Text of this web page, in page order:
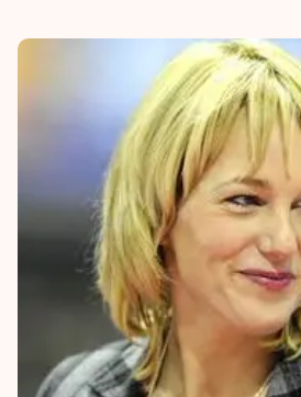
Waar kan ik schaatsen en skaten?
Evenementen
Livestreams
Word schaatsfan!
Winacties
Olympische Spelen
Olympische Spelen
Medaille overzicht
Medaillespiegel
Olympische uitslagen
Van Jong tot Goud verhalen